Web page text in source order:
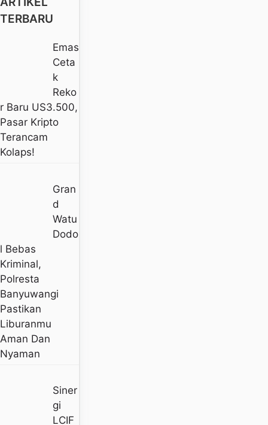
TERBARU
Emas
Ceta
K
Reko
R Baru US3.500,
Pasar Kripto
Terancam
Kolaps!
Gran
D
Watu
Dodo
L Bebas
Kriminal,
Polresta
Banyuwangi
Pastikan
Liburanmu
Aman Dan
Nyaman
Siner
Gi
LCIF